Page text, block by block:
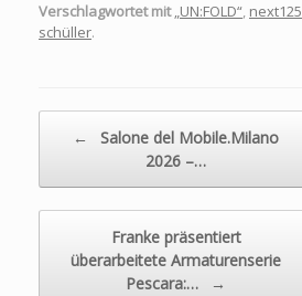
Verschlagwortet mit „UN:FOLD“, next125
schüller.
←
Salone del Mobile.Milano
2026 –…
Franke präsentiert
überarbeitete Armaturenserie
Pescara:…
→